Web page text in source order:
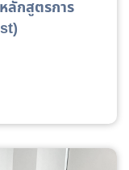
ลักสูตรการ